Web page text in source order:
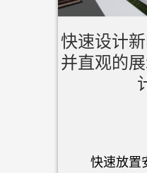
快速设计新
并直观的
快速放置